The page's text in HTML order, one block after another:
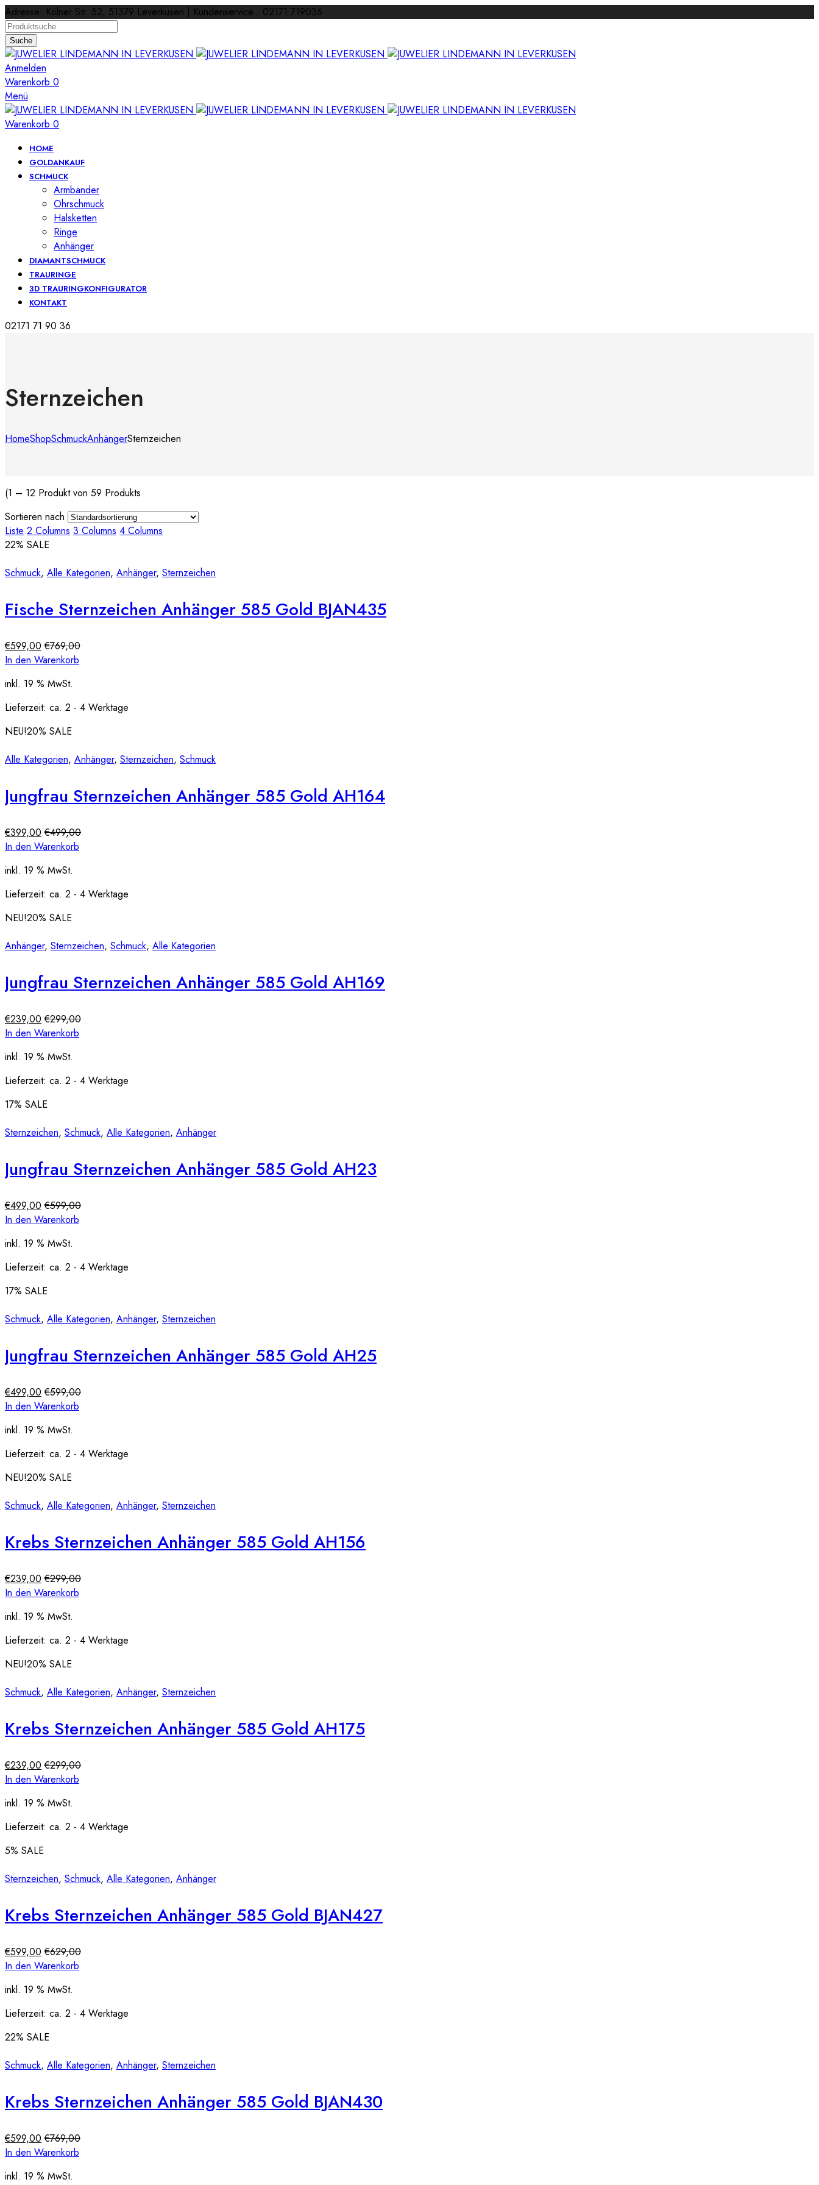
Adresse: Kölner Str. 52, 51379 Leverkusen | Kundenservice : 02171 719036
Suche
Anmelden
Warenkorb 0
Menü
Warenkorb 0
HOME
GOLDANKAUF
SCHMUCK
Armbänder
Ohrschmuck
Halsketten
Ringe
Anhänger
DIAMANTSCHMUCK
TRAURINGE
3D TRAURINGKONFIGURATOR
KONTAKT
02171 71 90 36
Sternzeichen
HomeShopSchmuckAnhängerSternzeichen
(1 – 12 Produkt von 59 Produkts
Sortieren nach
Liste 2 Columns 3 Columns 4 Columns
22% SALE
Schmuck, Alle Kategorien, Anhänger, Sternzeichen
Fische Sternzeichen Anhänger 585 Gold BJAN435
€599,00 €769,00
In den Warenkorb
inkl. 19 % MwSt.
Lieferzeit: ca. 2 - 4 Werktage
NEU!20% SALE
Alle Kategorien, Anhänger, Sternzeichen, Schmuck
Jungfrau Sternzeichen Anhänger 585 Gold AH164
€399,00 €499,00
In den Warenkorb
inkl. 19 % MwSt.
Lieferzeit: ca. 2 - 4 Werktage
NEU!20% SALE
Anhänger, Sternzeichen, Schmuck, Alle Kategorien
Jungfrau Sternzeichen Anhänger 585 Gold AH169
€239,00 €299,00
In den Warenkorb
inkl. 19 % MwSt.
Lieferzeit: ca. 2 - 4 Werktage
17% SALE
Sternzeichen, Schmuck, Alle Kategorien, Anhänger
Jungfrau Sternzeichen Anhänger 585 Gold AH23
€499,00 €599,00
In den Warenkorb
inkl. 19 % MwSt.
Lieferzeit: ca. 2 - 4 Werktage
17% SALE
Schmuck, Alle Kategorien, Anhänger, Sternzeichen
Jungfrau Sternzeichen Anhänger 585 Gold AH25
€499,00 €599,00
In den Warenkorb
inkl. 19 % MwSt.
Lieferzeit: ca. 2 - 4 Werktage
NEU!20% SALE
Schmuck, Alle Kategorien, Anhänger, Sternzeichen
Krebs Sternzeichen Anhänger 585 Gold AH156
€239,00 €299,00
In den Warenkorb
inkl. 19 % MwSt.
Lieferzeit: ca. 2 - 4 Werktage
NEU!20% SALE
Schmuck, Alle Kategorien, Anhänger, Sternzeichen
Krebs Sternzeichen Anhänger 585 Gold AH175
€239,00 €299,00
In den Warenkorb
inkl. 19 % MwSt.
Lieferzeit: ca. 2 - 4 Werktage
5% SALE
Sternzeichen, Schmuck, Alle Kategorien, Anhänger
Krebs Sternzeichen Anhänger 585 Gold BJAN427
€599,00 €629,00
In den Warenkorb
inkl. 19 % MwSt.
Lieferzeit: ca. 2 - 4 Werktage
22% SALE
Schmuck, Alle Kategorien, Anhänger, Sternzeichen
Krebs Sternzeichen Anhänger 585 Gold BJAN430
€599,00 €769,00
In den Warenkorb
inkl. 19 % MwSt.